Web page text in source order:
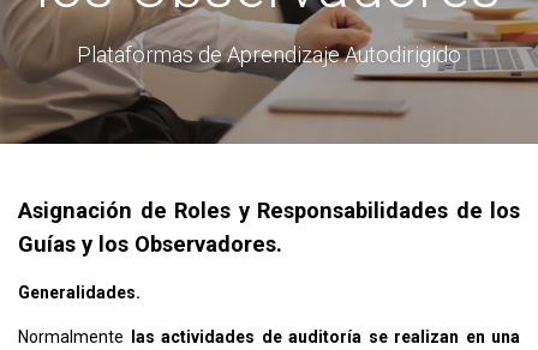
Plataformas de Aprendizaje Autodirigido
Asignación de Roles y Responsabilidades de los
Guías y los Observadores.
Generalidades.
Normalmente las actividades de auditoría se realizan en una